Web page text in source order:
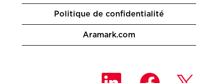
Politique de confidentialité
Aramark.com
S
S